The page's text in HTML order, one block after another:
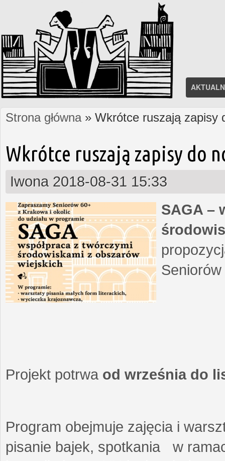
Jesteś tutaj
Strona główna» Wkrótce ruszają zapisy
Wkrótce ruszają zapisy do
Iwona 2018-08-31 15:33
SAGA –
Projekt potrwa od września do
Program obejmuje zajęcia i
pisanie bajek, spotkania w